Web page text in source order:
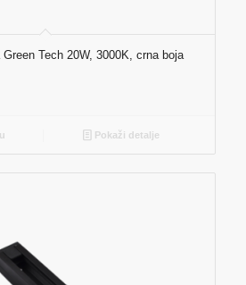
Tech 20W, 3000K, crna boja
Pokaži detalje